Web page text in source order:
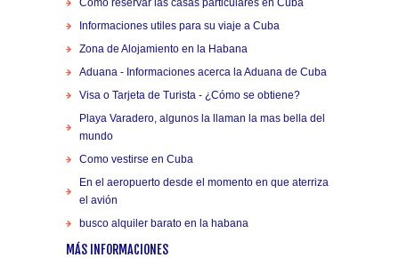
Informaciones utiles para su viaje a Cuba
Zona de Alojamiento en la Habana
Aduana - Informaciones acerca la Aduana de Cuba
Visa o Tarjeta de Turista - ¿Cómo se obtiene?
Playa Varadero, algunos la llaman la mas bella del
mundo
Como vestirse en Cuba
En el aeropuerto desde el momento en que aterriza
el avión
busco alquiler barato en la habana
MÁS INFORMACIONES